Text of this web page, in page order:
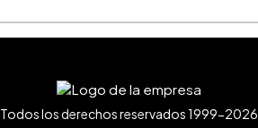
Todos los derechos reservados 1999-2026